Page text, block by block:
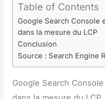
Table of Contents
Google Search Console
dans la mesure du LCP
Conclusion
Source : Search Engine
Google Search